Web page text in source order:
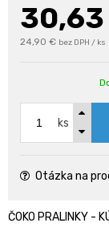
30,63
24,90 € bez DPH / ks
ks
Otázka na
ČOKO PRALINKY -